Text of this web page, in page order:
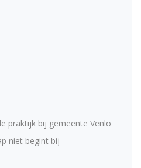
praktijk bij gemeente Venlo
niet begint bij